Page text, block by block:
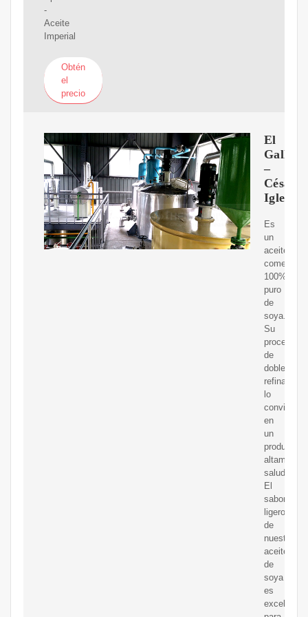
-
Aceite
Imperial
Obtén
el
precio
El
Gallo
–
César
Iglesias
Es
un
aceite
comestible
100%
puro
de
soya.
Su
proceso
de
doble
lo
convierte
en
un
producto
altamente
saludable.
El
sabor
ligero
de
nuestro
aceite
de
soya
es
excelente